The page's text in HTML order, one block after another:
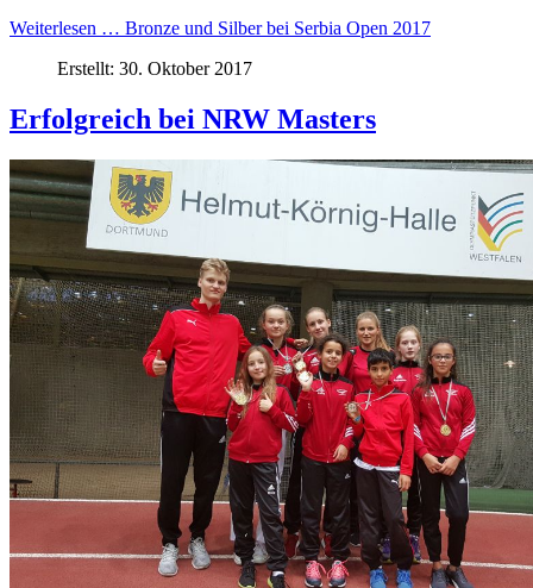
Weiterlesen … Bronze und Silber bei Serbia Open 2017
Erstellt: 30. Oktober 2017
Erfolgreich bei NRW Masters